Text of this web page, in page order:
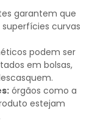
garantem que
curvas
podem ser
em bolsas,
órgãos como a
estejam